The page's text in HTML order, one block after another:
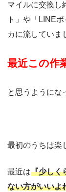
マイルに交換し
ト」や「LINE
カに流していま
最近この作
と思うようにな
最初のうちは楽
最近は『少しく
ない方がいいよ